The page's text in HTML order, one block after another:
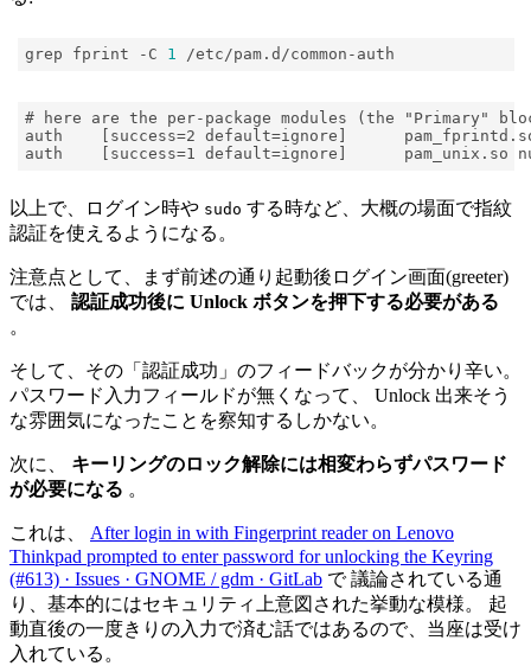
grep fprint -C 1
以上で、ログイン時や sudo する時など、大概の場面で指紋
認証を使えるようになる。
注意点として、まず前述の通り起動後ログイン画面(greeter)
では、 認証成功後に Unlock ボタンを押下する必要がある
。
そして、その「認証成功」のフィードバックが分かり辛い。
パスワード入力フィールドが無くなって、 Unlock 出来そう
な雰囲気になったことを察知するしかない。
次に、 キーリングのロック解除には相変わらずパスワード
が必要になる 。
これは、 After login in with Fingerprint reader on Lenovo
Thinkpad prompted to enter password for unlocking the Keyring
(#613) · Issues · GNOME / gdm · GitLab で 議論されている通
り、基本的にはセキュリティ上意図された挙動な模様。 起
動直後の一度きりの入力で済む話ではあるので、当座は受け
入れている。